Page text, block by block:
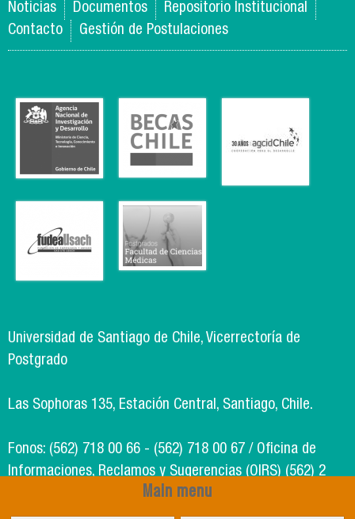
Main menu
Noticias Documentos
Repositorio Institucional
Contacto
Gestión de Postulaciones
Universidad de Santiago de Chile, Vicerrectoría de
Postgrado
Las Sophoras 135, Estación Central, Santiago, Chile.
Fonos: (562) 718 00 66 - (562) 718 00 67 / Oficina de
Informaciones, Reclamos y Sugerencias (OIRS) (562) 2